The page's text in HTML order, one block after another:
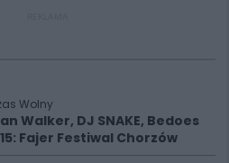
Wolny
Walker, DJ SNAKE, Bedoes
Fajer Festiwal Chorzów